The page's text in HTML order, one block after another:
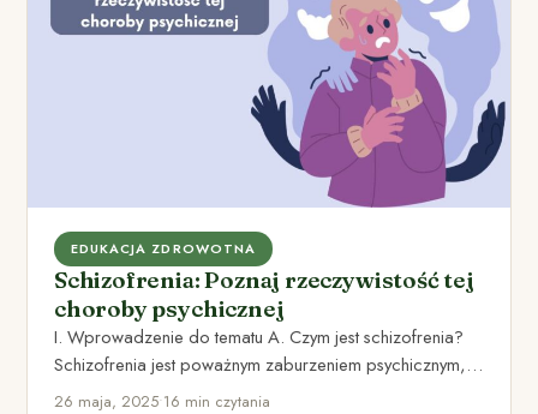
EDUKACJA ZDROWOTNA
Schizofrenia: Poznaj rzeczywistość tej
choroby psychicznej
I. Wprowadzenie do tematu A. Czym jest schizofrenia?
Schizofrenia jest poważnym zaburzeniem psychicznym,
które wpływa na sposób myślenia,…
26 maja, 2025•16 min czytania